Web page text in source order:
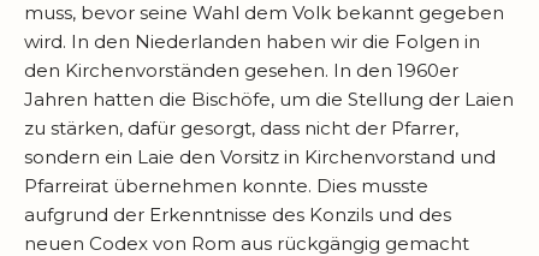
muss, bevor seine Wahl dem Volk bekannt gegeben
wird. In den Niederlanden haben wir die Folgen in
den Kirchenvorständen gesehen. In den 1960er
Jahren hatten die Bischöfe, um die Stellung der Laien
zu stärken, dafür gesorgt, dass nicht der Pfarrer,
sondern ein Laie den Vorsitz in Kirchenvorstand und
Pfarreirat übernehmen konnte. Dies musste
aufgrund der Erkenntnisse des Konzils und des
neuen Codex von Rom aus rückgängig gemacht